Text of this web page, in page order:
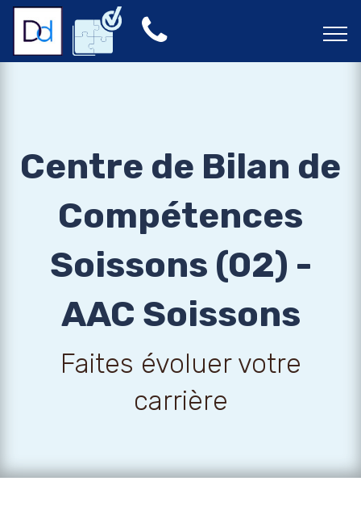
Centre de Bilan de
Compétences
Soissons (02) -
AAC Soissons
Faites évoluer votre
carrière